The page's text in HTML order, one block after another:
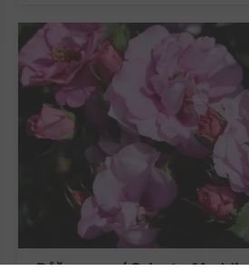
Růže pnoucí Orienta Aladdin